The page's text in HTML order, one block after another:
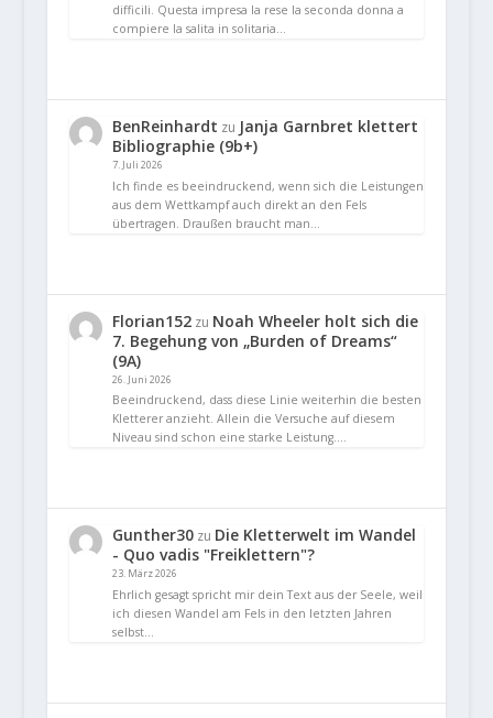
difficili. Questa impresa la rese la seconda donna a
compiere la salita in solitaria…
BenReinhardt zu Janja Garnbret klettert
Bibliographie (9b+)
7. Juli 2026
Ich finde es beeindruckend, wenn sich die Leistungen
aus dem Wettkampf auch direkt an den Fels
übertragen. Draußen braucht man…
Florian152zu Noah Wheeler holt sich die
7. Begehung von „Burden of Dreams“
(9A)
26. Juni 2026
Beeindruckend, dass diese Linie weiterhin die besten
Kletterer anzieht. Allein die Versuche auf diesem
Niveau sind schon eine starke Leistung.…
Gunther30zu Die Kletterwelt im Wandel
- Quo vadis "Freiklettern"?
23. März 2026
Ehrlich gesagt spricht mir dein Text aus der Seele, weil
ich diesen Wandel am Fels in den letzten Jahren
selbst…